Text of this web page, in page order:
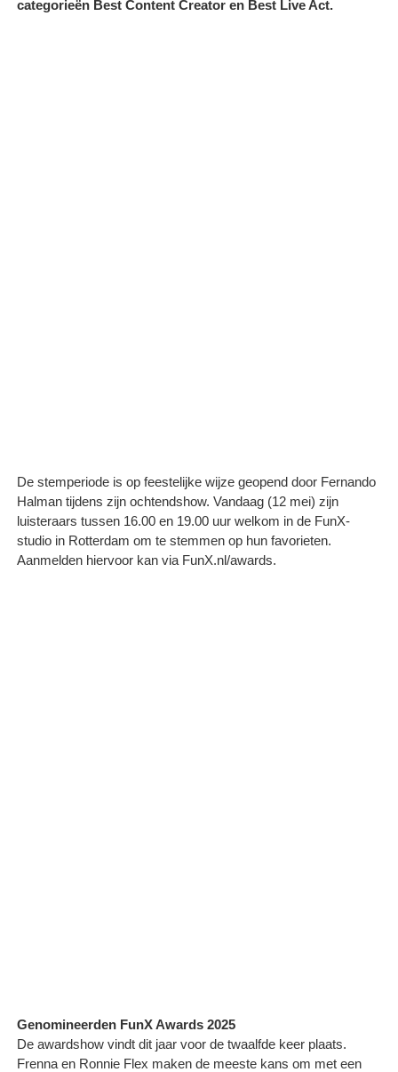
categorieën Best Content Creator en Best Live Act.
De stemperiode is op feestelijke wijze geopend door Fernando
Halman tijdens zijn ochtendshow. Vandaag (12 mei) zijn
luisteraars tussen 16.00 en 19.00 uur welkom in de FunX-
studio in Rotterdam om te stemmen op hun favorieten.
Aanmelden hiervoor kan via FunX.nl/awards.
Genomineerden FunX Awards 2025
De awardshow vindt dit jaar voor de twaalfde keer plaats.
Frenna en Ronnie Flex maken de meeste kans om met een